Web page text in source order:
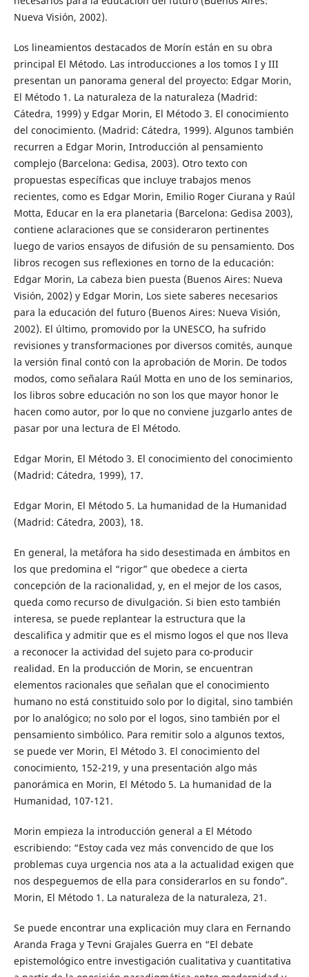
Nueva Visión, 2002).
Los lineamientos destacados de Morín están en su obra
principal El Método. Las introducciones a los tomos I y III
presentan un panorama general del proyecto: Edgar Morin,
El Método 1. La naturaleza de la naturaleza (Madrid:
Cátedra, 1999) y Edgar Morin, El Método 3. El conocimiento
del conocimiento. (Madrid: Cátedra, 1999). Algunos también
recurren a Edgar Morin, Introducción al pensamiento
complejo (Barcelona: Gedisa, 2003). Otro texto con
propuestas específicas que incluye trabajos menos
recientes, como es Edgar Morin, Emilio Roger Ciurana y Raúl
Motta, Educar en la era planetaria (Barcelona: Gedisa 2003),
contiene aclaraciones que se consideraron pertinentes
luego de varios ensayos de difusión de su pensamiento. Dos
libros recogen sus reflexiones en torno de la educación:
Edgar Morin, La cabeza bien puesta (Buenos Aires: Nueva
Visión, 2002) y Edgar Morin, Los siete saberes necesarios
para la educación del futuro (Buenos Aires: Nueva Visión,
2002). El último, promovido por la UNESCO, ha sufrido
revisiones y transformaciones por diversos comités, aunque
la versión final contó con la aprobación de Morin. De todos
modos, como señalara Raúl Motta en uno de los seminarios,
los libros sobre educación no son los que mayor honor le
hacen como autor, por lo que no conviene juzgarlo antes de
pasar por una lectura de El Método.
Edgar Morin, El Método 3. El conocimiento del conocimiento
(Madrid: Cátedra, 1999), 17.
Edgar Morin, El Método 5. La humanidad de la Humanidad
(Madrid: Cátedra, 2003), 18.
En general, la metáfora ha sido desestimada en ámbitos en
los que predomina el “rigor” que obedece a cierta
concepción de la racionalidad, y, en el mejor de los casos,
queda como recurso de divulgación. Si bien esto también
interesa, se puede replantear la estructura que la
descalifica y admitir que es el mismo logos el que nos lleva
a reconocer la actividad del sujeto para co-producir
realidad. En la producción de Morin, se encuentran
elementos racionales que señalan que el conocimiento
humano no está constituido solo por lo digital, sino también
por lo analógico; no solo por el logos, sino también por el
pensamiento simbólico. Para remitir solo a algunos textos,
se puede ver Morin, El Método 3. El conocimiento del
conocimiento, 152-219, y una presentación algo más
panorámica en Morin, El Método 5. La humanidad de la
Humanidad, 107-121.
Morin empieza la introducción general a El Método
escribiendo: “Estoy cada vez más convencido de que los
problemas cuya urgencia nos ata a la actualidad exigen que
nos despeguemos de ella para considerarlos en su fondo”.
Morin, El Método 1. La naturaleza de la naturaleza, 21.
Se puede encontrar una explicación muy clara en Fernando
Aranda Fraga y Tevni Grajales Guerra en “El debate
epistemológico entre investigación cualitativa y cuantitativa